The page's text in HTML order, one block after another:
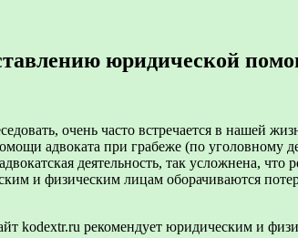
юридической
очень часто встречается в нашей
адвоката при грабеже (по уголовному
деятельность, так усложнена,
и физическим лицам оборачиваются
kodextr.ru рекомендует юридическим и